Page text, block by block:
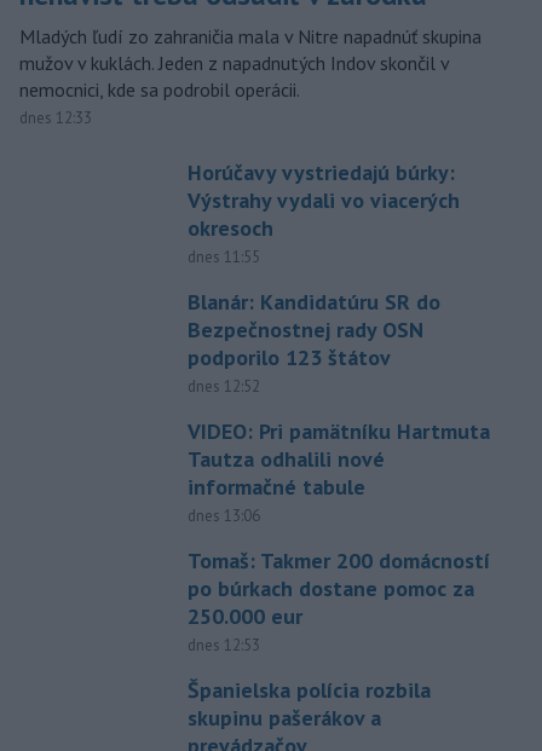
Mladých ľudí zo zahraničia mala v Nitre napadnúť skupina
mužov v kuklách. Jeden z napadnutých Indov skončil v
nemocnici, kde sa podrobil operácii.
dnes 12:33
Horúčavy vystriedajú búrky:
Výstrahy vydali vo viacerých
okresoch
dnes 11:55
Blanár: Kandidatúru SR do
Bezpečnostnej rady OSN
podporilo 123 štátov
dnes 12:52
VIDEO: Pri pamätníku Hartmuta
Tautza odhalili nové
informačné tabule
dnes 13:06
Tomaš: Takmer 200 domácností
po búrkach dostane pomoc za
250.000 eur
dnes 12:53
Španielska polícia rozbila
skupinu pašerákov a